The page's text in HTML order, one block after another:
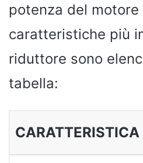
potenza del
caratteristiche più
riduttore sono
tabella:
CARATTERISTICA